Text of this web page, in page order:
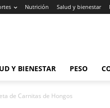
Nutrición Salud y bienestar
Y BIENESTAR PESO
de Carnitas de Hongos